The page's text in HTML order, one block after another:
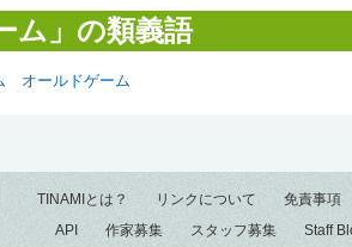
ム」の類義語
オールドゲーム
TINAMIとは？ リンクについて
免責事項
API
作家募集 スタッフ募集 Staff